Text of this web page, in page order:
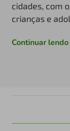
cidades, com
crianças e
Continuar lendo